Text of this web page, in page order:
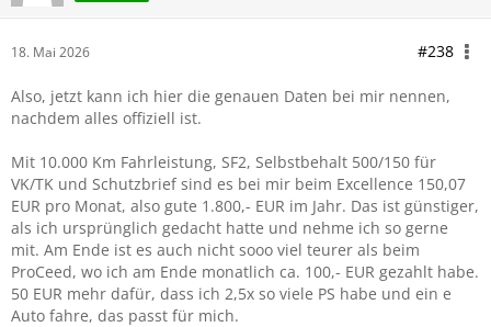
18. Mai 2026 #238
Also, jetzt kann ich hier die genauen Daten bei mir nennen,
nachdem alles offiziell ist.
Mit 10.000 Km Fahrleistung, SF2, Selbstbehalt 500/150 für
VK/TK und Schutzbrief sind es bei mir beim Excellence 150,07
EUR pro Monat, also gute 1.800,- EUR im Jahr. Das ist günstiger,
als ich ursprünglich gedacht hatte und nehme ich so gerne
mit. Am Ende ist es auch nicht sooo viel teurer als beim
ProCeed, wo ich am Ende monatlich ca. 100,- EUR gezahlt habe.
50 EUR mehr dafür, dass ich 2,5x so viele PS habe und ein e
Auto fahre, das passt für mich.